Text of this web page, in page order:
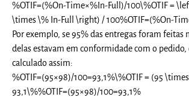
%OTIF=(%On-Time×%In-Full)/100\%OTIF =
\times \% In-Full \right) / 100%OT F=(%On-Tim
Por exemplo, se 95% das entregas foram feitas
delas estavam em conformidade com o pedido,
calculado assim:
%OTIF=(95×98)/100=93,1%\%OTIF = (95
93,1\%%OT F=(95×98)/100=93,1%